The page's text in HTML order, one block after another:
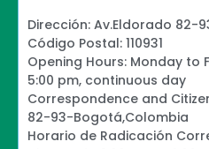
Dirección: Av.Eldorado 82-
Código Postal: 110931
Opening Hours: Monday to
5:00 pm, continuous day
Correspondence and
82-93-Bogotá,Colombia
Horario de Radicación